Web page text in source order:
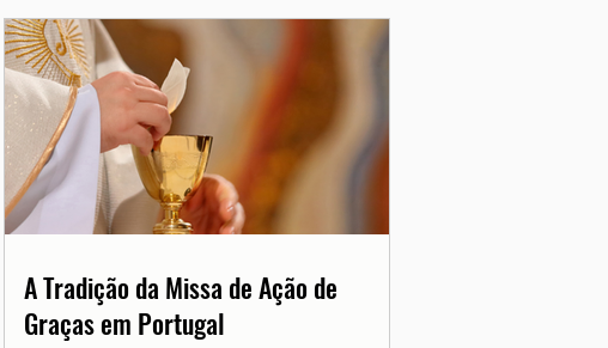
A Tradição da Missa de Ação de
Graças em Portugal